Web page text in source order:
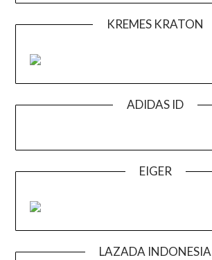
KREMES KRATON
ADIDAS ID
EIGER
LAZADA INDONESIA